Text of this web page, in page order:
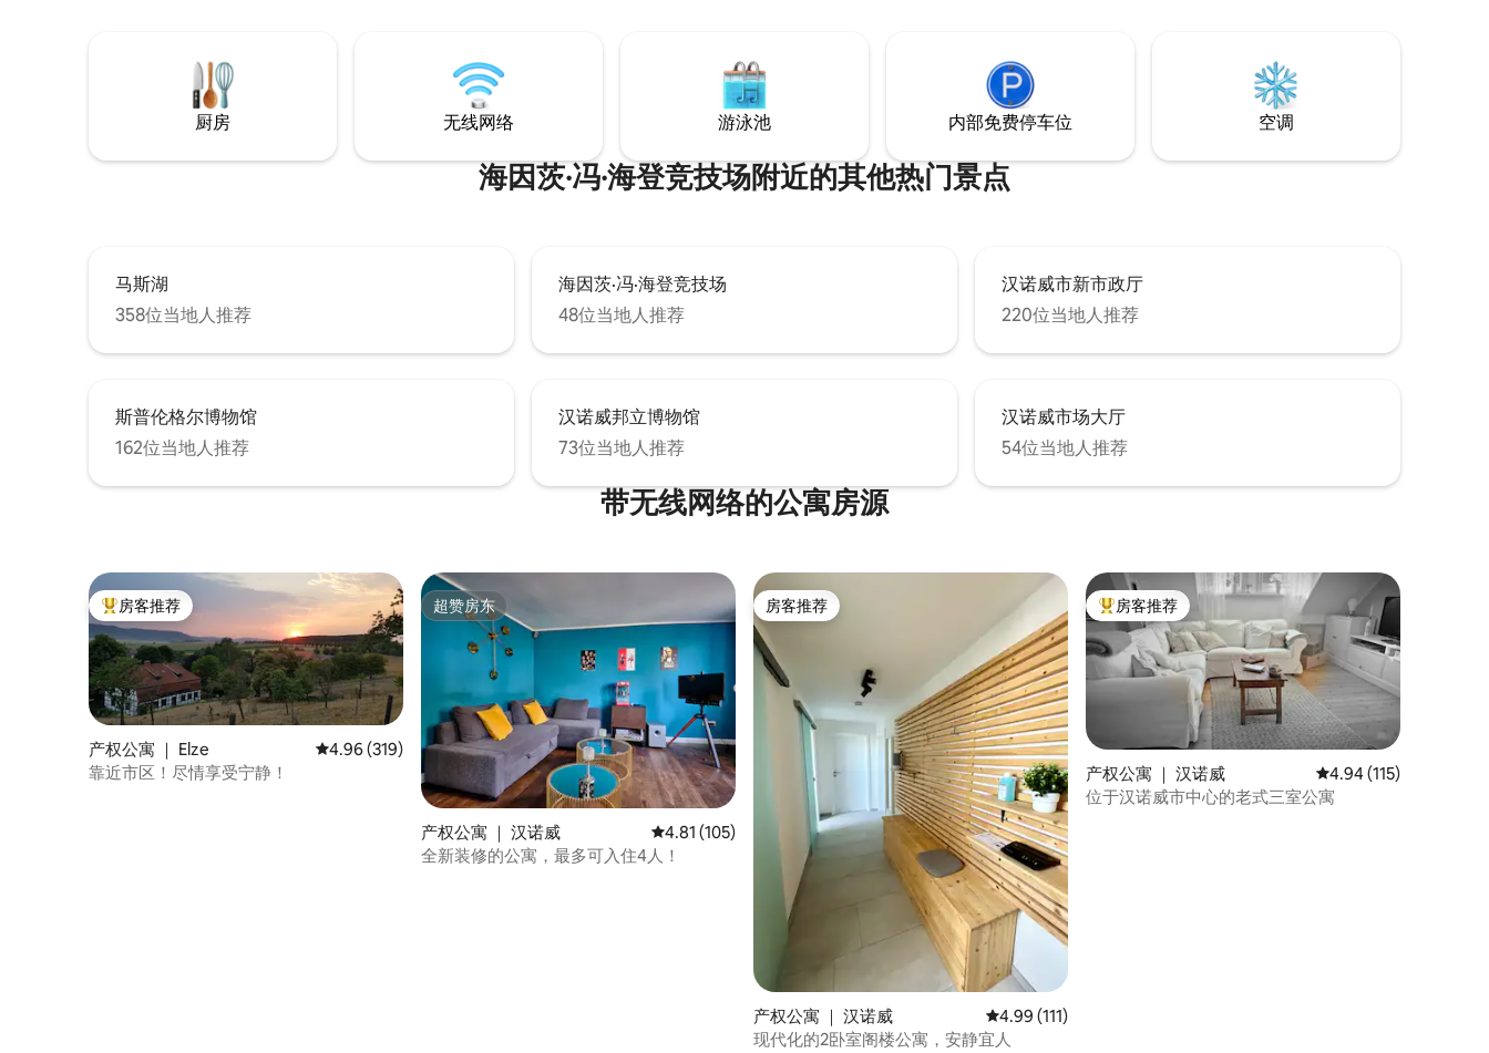
Nahverkehrsanbindungen wären
ebenfalls wünschenswert? Dann dürfte
dieses kleine und stilvoll eingerichtete
Appartment sicher das Richtige für
Deinen Hannoveraufenthalt sein!
惠，住宿时间超过28天可享受七五折优
惠。 灵活入住/退房
厨房 无线网络 游泳池 内部免费停车位 空调
海因茨·冯·海登竞技场附近的其他热门景点
马斯湖
358位当地人推荐
海因茨·冯·海登竞技场
48位当地人推荐
汉诺威市新市政厅
220位当地人推荐
斯普伦格尔博物馆
162位当地人推荐
汉诺威邦立博物馆
73位当地人推荐
汉诺威市场大厅
54位当地人推荐
带无线网络的公寓房源
热门「房客推荐」
房客推荐
产权公寓 ｜ Elze 平均评分 4.96 分（满分 5 分），共 319 条评价
4.96 (319)
靠近市区！尽情享受宁静！
超赞房东
超赞房东
产权公寓 ｜ 汉诺威 平均评分 4.81 分（满分 5 分），共 105 条评价
4.81 (105)
全新装修的公寓，最多可入住4人！
房客推荐
房客推荐
产权公寓 ｜ 汉诺威 平均评分 4.99 分（满分 5 分），共 111 条评价
4.99 (111)
现代化的2卧室阁楼公寓，安静宜人
热门「房客推荐」
房客推荐
产权公寓 ｜ 汉诺威 平均评分 4.94 分（满
4.94 (115)
位于汉诺威市中心的老式三室公寓